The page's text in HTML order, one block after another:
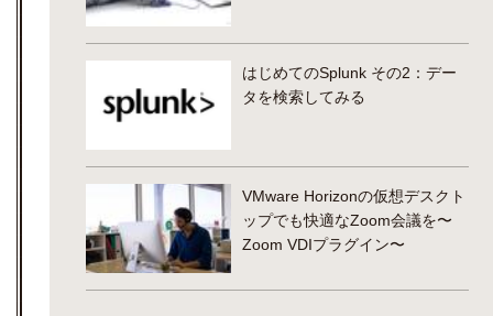
はじめてのSplunk その2：デー
タを検索してみる
VMware Horizonの仮想デスクト
ップでも快適なZoom会議を〜
Zoom VDIプラグイン〜